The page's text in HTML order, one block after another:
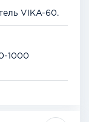
VIKA-60.
1000